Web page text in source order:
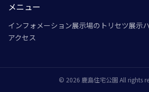
メニュー
インフォメーション展示場のトリセツ展示
アクセス
© 2026 鹿島住宅公園 All rights